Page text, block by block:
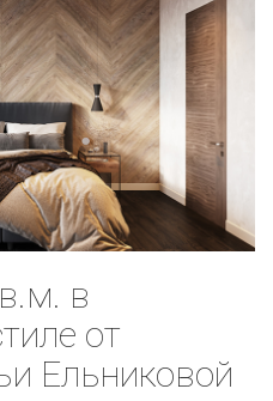
в
от
Ельниковой